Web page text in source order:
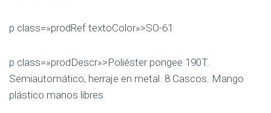
p class=»prodRef textoColor»>SO-61
p class=»prodDescr»>Poliéster pongee 190T.
Semiautomático, herraje en metal. 8 Cascos. Mango
plástico manos libres